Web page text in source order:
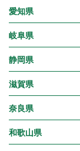
愛知県
岐阜県
静岡県
滋賀県
奈良県
和歌山県